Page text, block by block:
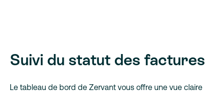
Suivi du statut des factures
Le tableau de bord de Zervant vous offre une vue claire